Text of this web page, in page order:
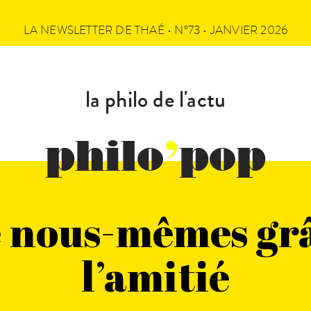
LA NEWSLETTER DE THAÉ • N°73 • JANVIER 2026
la philo de l'actu
philo’pop
mêmes
l’amitié